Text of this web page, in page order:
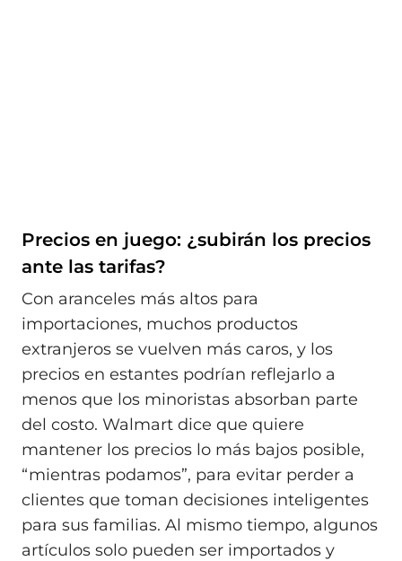
Precios en juego: ¿subirán los precios
ante las tarifas?
Con aranceles más altos para
importaciones, muchos productos
extranjeros se vuelven más caros, y los
precios en estantes podrían reflejarlo a
menos que los minoristas absorban parte
del costo. Walmart dice que quiere
mantener los precios lo más bajos posible,
“mientras podamos”, para evitar perder a
clientes que toman decisiones inteligentes
para sus familias. Al mismo tiempo, algunos
artículos solo pueden ser importados y